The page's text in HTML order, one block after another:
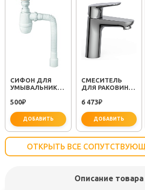
СИФОН ДЛЯ
УМЫВАЛЬНИКА
(30718050)
500₽
ДОБАВИТЬ
СМЕСИТЕЛЬ
ДЛЯ РАКОВИНЫ
TOK-SEM-1011
6 473₽
ДОБАВИТЬ
ОТКРЫТЬ ВСЕ
Описание товара